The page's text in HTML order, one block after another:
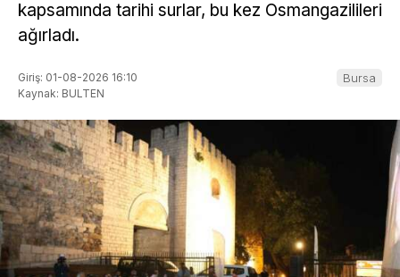
kapsamında tarihi surlar, bu kez Osmangazilileri
ağırladı.
Giriş: 01-08-2026 16:10
Kaynak: BULTEN
Bursa